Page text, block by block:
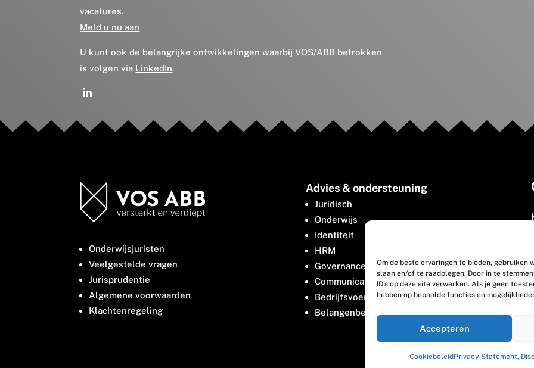
Om de beste ervaringen te bieden,
slaan en/of te raadplegen. Door in te
ID's op deze site verwerken. Als je geen
hebben op bepaalde functies en
Accepteren
CookiebeleidPrivacy Statement,
vacatures.
Meld u nu aan
U kunt ook de belangrijke ontwikkelingen waarbij VOS/ABB betrokken
is volgen via LinkedIn.
Onderwijsjuristen
Veelgestelde vragen
Jurisprudentie
Algemene voorwaarden
Klachtenregeling
Advies & ondersteuning
Juridisch
Onderwijs
Identiteit
HRM
Governance
Communicatie
Bedrijfsvoering
Belangenbehartiging